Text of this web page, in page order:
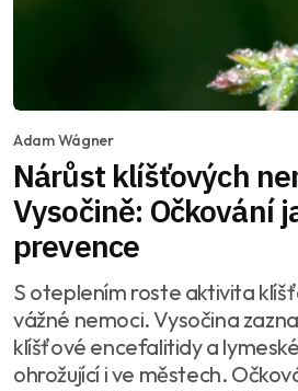
Adam Wágner
Nárůst klíšťových
Vysočině: Očkování
prevence
S oteplením roste aktivita
vážné nemoci. Vysočina
klíšťové encefalitidy a
ohrožující i ve městech.